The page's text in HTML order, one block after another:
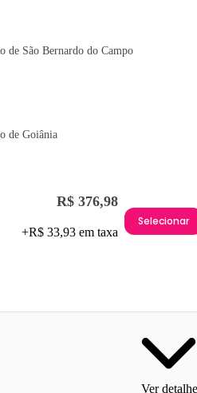
de São Bernardo do Campo
de Goiânia
R$ 376,98
+R$ 33,93 em taxa
Selecionar
Ver